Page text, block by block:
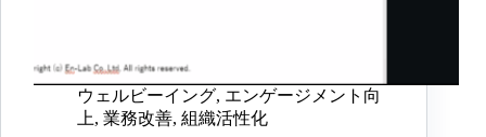
ウェルビーイング, エンゲージメント向
上, 業務改善, 組織活性化